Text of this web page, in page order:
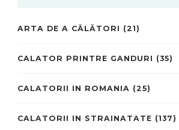
ARTA DE A CĂLĂTORI (21)
CALATOR PRINTRE GANDURI (35)
CALATORII IN ROMANIA (25)
CALATORII IN STRAINATATE (137)